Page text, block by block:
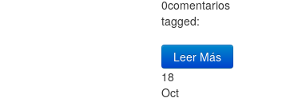
0comentarios
tagged:
Leer Más
18
Oct